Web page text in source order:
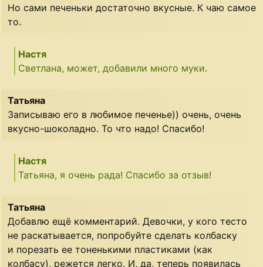
Но сами печеньки достаточно вкусные. К чаю самое
то.
Настя
Светлана, может, добавили много муки.
Татьяна
Записываю его в любимое печенье)) очень, очень
вкусно-шоколадно. То что надо! Спасибо!
Настя
Татьяна, я очень рада! Спасибо за отзыв!
Татьяна
Добавлю ещё комментарий. Девочки, у кого тесто
не раскатывается, попробуйте сделать колбаску
и порезать ее тоненькими пластиками (как
колбасу), режется легко. И, да, теперь появилась